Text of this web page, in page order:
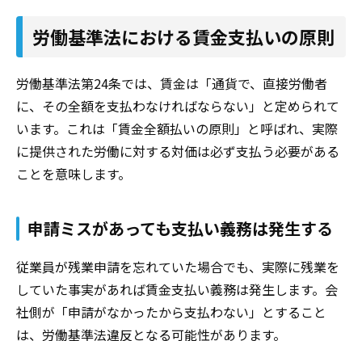
労働基準法における賃金支払いの原則
労働基準法第24条では、賃金は「通貨で、直接労働者
に、その全額を支払わなければならない」と定められて
います。これは「賃金全額払いの原則」と呼ばれ、実際
に提供された労働に対する対価は必ず支払う必要がある
ことを意味します。
申請ミスがあっても支払い義務は発生する
従業員が残業申請を忘れていた場合でも、実際に残業を
していた事実があれば賃金支払い義務は発生します。会
社側が「申請がなかったから支払わない」とすること
は、労働基準法違反となる可能性があります。